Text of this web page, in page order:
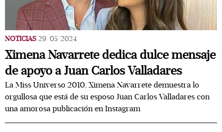
NOTICIAS 29/05/2024
Ximena Navarrete dedica dulce mensaje
de apoyo a Juan Carlos Valladares
La Miss Universo 2010, Ximena Navarrete demuestra lo
orgullosa que está de su esposo Juan Carlos Valladares con
una amorosa publicación en Instagram